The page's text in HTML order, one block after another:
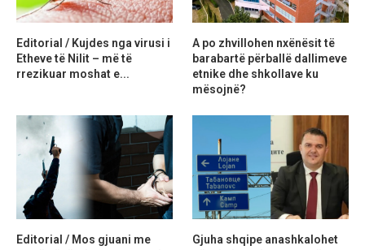
Editorial / Kujdes nga virusi i
Etheve të Nilit – më të
rrezikuar moshat e...
A po zhvillohen nxënësit të
barabartë përballë dallimeve
etnike dhe shkollave ku
mësojnë?
Editorial / Mos gjuani me
Gjuha shqipe anashkalohet